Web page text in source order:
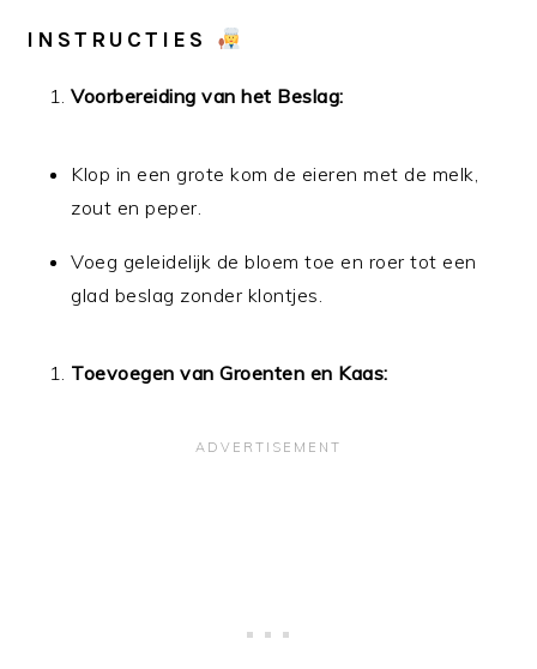
INSTRUCTIES
Voorbereiding van het Beslag:
Klop in een grote kom de eieren met de melk,
zout en peper.
Voeg geleidelijk de bloem toe en roer tot een
glad beslag zonder klontjes.
Toevoegen van Groenten en Kaas: